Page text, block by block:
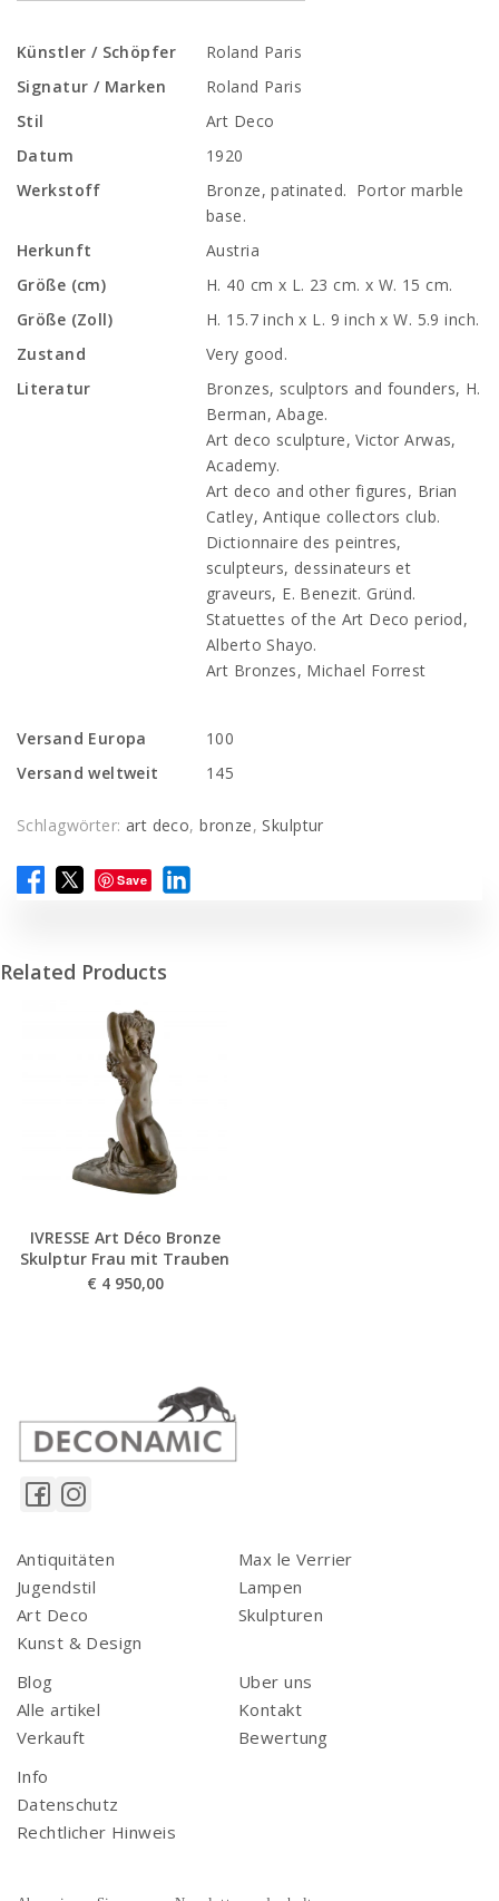
Künstler / Schöpfer
Roland Paris
Signatur / Marken
Roland Paris
Stil
Art Deco
Datum
1920
Werkstoff
Bronze, patinated. Portor marble
base.
Herkunft
Austria
Größe (cm)
H. 40 cm x L. 23 cm. x W. 15 cm.
Größe (Zoll)
H. 15.7 inch x L. 9 inch x W. 5.9 inch.
Zustand
Very good.
Literatur
Bronzes, sculptors and founders, H.
Berman, Abage.
Art deco sculpture, Victor Arwas,
Academy.
Art deco and other figures, Brian
Catley, Antique collectors club.
Dictionnaire des peintres,
sculpteurs, dessinateurs et
graveurs, E. Benezit. Gründ.
Statuettes of the Art Deco period,
Alberto Shayo.
Art Bronzes, Michael Forrest
Versand Europa
100
Versand weltweit
145
Schlagwörter: art deco,bronze, Skulptur
Save
Related Products
IVRESSE Art Déco Bronze
Skulptur Frau mit Trauben
€ 4 950,00
Antiquitäten
Jugendstil
Art Deco
Kunst & Design
Max le Verrier
Lampen
Skulpturen
Blog
Alle artikel
Verkauft
Uber uns
Kontakt
Bewertung
Info
Datenschutz
Rechtlicher Hinweis